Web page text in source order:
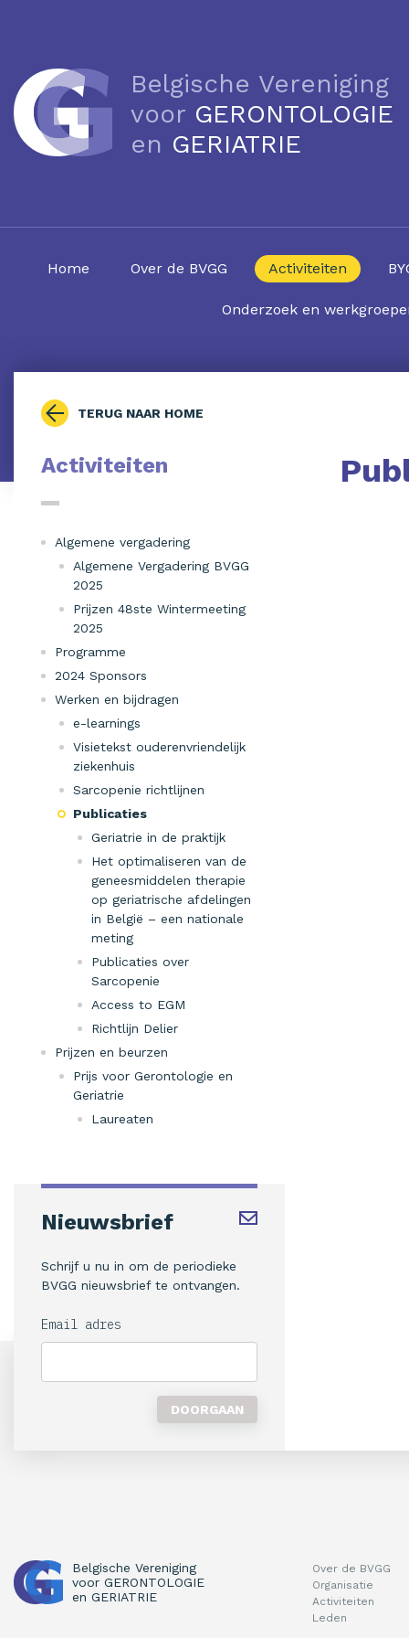
Belgische Vereniging
voor GERONTOLOGIE
en GERIATRIE
Home Over de BVGG Activiteiten
Onderzoek en
TERUG NAAR HOME
Activiteiten
Algemene vergadering
Algemene Vergadering BVGG
2025
Prijzen 48ste Wintermeeting
2025
Programme
2024 Sponsors
Werken en bijdragen
e-learnings
Visietekst ouderenvriendelijk
ziekenhuis
Sarcopenie richtlijnen
Publicaties
Geriatrie in de praktijk
Het optimaliseren van de
geneesmiddelen therapie
op geriatrische afdelingen
in België – een nationale
meting
Publicaties over
Sarcopenie
Access to EGM
Richtlijn Delier
Prijzen en beurzen
Prijs voor Gerontologie en
Geriatrie
Laureaten
Nieuwsbrief
Schrijf u nu in om de periodieke
BVGG nieuwsbrief te ontvangen.
Email adres
Belgische Vereniging
voor GERONTOLOGIE
en GERIATRIE
Over de BVGG
Organisatie
Activiteiten
Leden